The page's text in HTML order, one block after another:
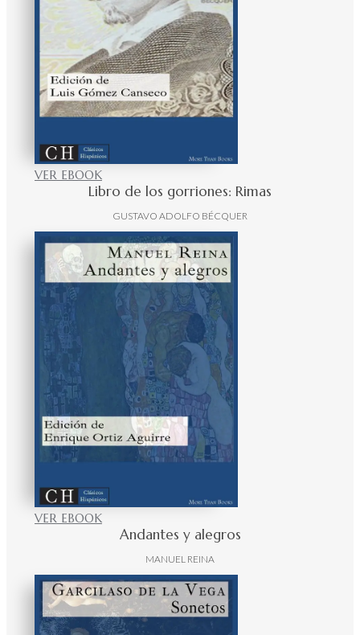
VER EBOOK
Libro de los gorriones: Rimas
GUSTAVO ADOLFO BÉCQUER
VER EBOOK
Andantes y alegros
MANUEL REINA